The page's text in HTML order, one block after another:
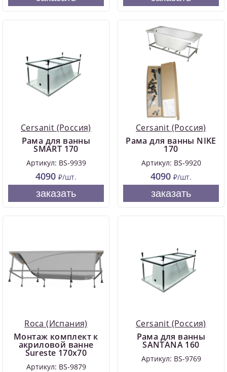
Cersanit (Россия)
Рама для ванны
SMART 170
Артикул: BS-9939
4090 ₽/шт.
заказать
Cersanit (Россия)
Рама для ванны NIKE
170
Артикул: BS-9920
4090 ₽/шт.
заказать
Roca (Испания)
Монтаж комплект к
акриловой ванне
Sureste 170х70
Артикул: BS-9879
Cersanit (Россия)
Рама для ванны
SANTANA 160
Артикул: BS-9769